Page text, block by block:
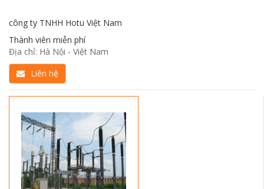
công ty TNHH Hotu Việt Nam
Thành viên miễn phí
Địa chỉ: Hà Nội - Việt Nam
Liên hệ